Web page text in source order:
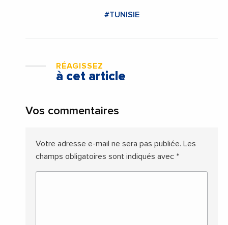
#TUNISIE
RÉAGISSEZ
à cet article
Vos commentaires
Votre adresse e-mail ne sera pas publiée. Les
champs obligatoires sont indiqués avec *